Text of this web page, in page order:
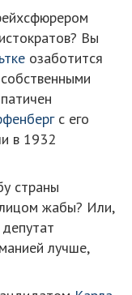
Вы
озаботится
с его
в 1932
страны
жабы? Или,
лучше,